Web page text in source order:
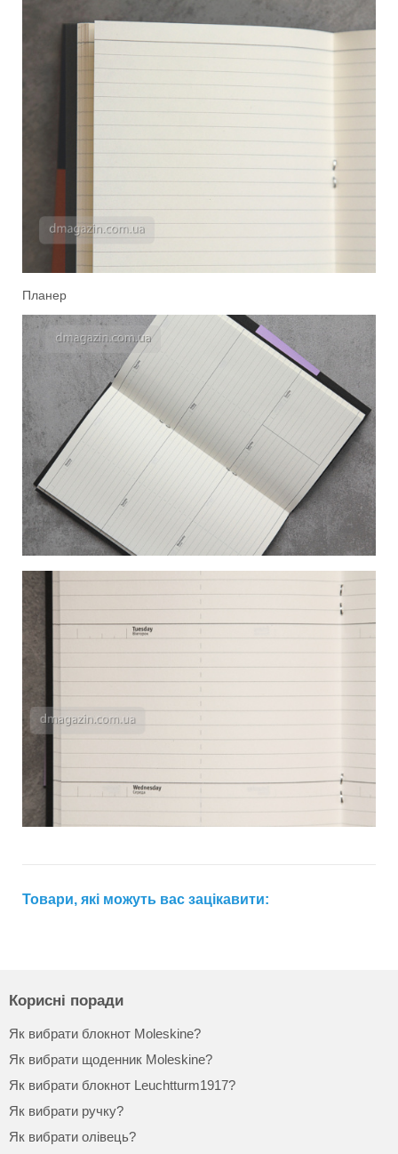
Планер
Товари, які можуть вас зацікавити:
Корисні поради
Як вибрати блокнот Moleskine?
Як вибрати щоденник Moleskine?
Як вибрати блокнот Leuchtturm1917?
Як вибрати ручку?
Як вибрати олівець?